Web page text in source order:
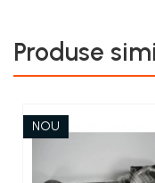
Produse
NOU